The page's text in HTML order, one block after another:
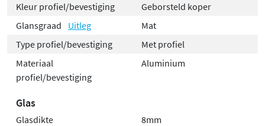
Kleur profiel/bevestiging
Geborsteld koper
Glansgraad
Uitleg
Mat
Type profiel/bevestiging
Met profiel
Materiaal
profiel/bevestiging
Aluminium
Glas
Glasdikte
8mm